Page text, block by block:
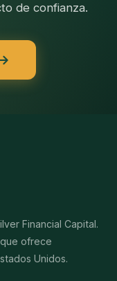
de confianza.
Financial Capital.
ofrece
Unidos.